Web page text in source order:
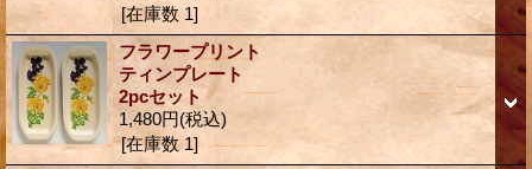
[在庫数 1]
フラワープリント
ティンプレート
2pcセット
1,480円(税込)
[在庫数 1]